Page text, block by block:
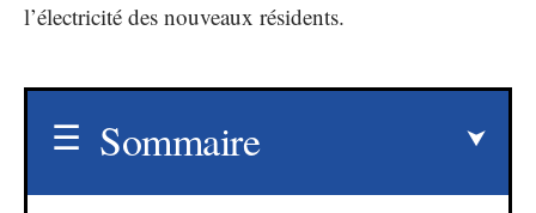
l’électricité des nouveaux résidents.
Sommaire